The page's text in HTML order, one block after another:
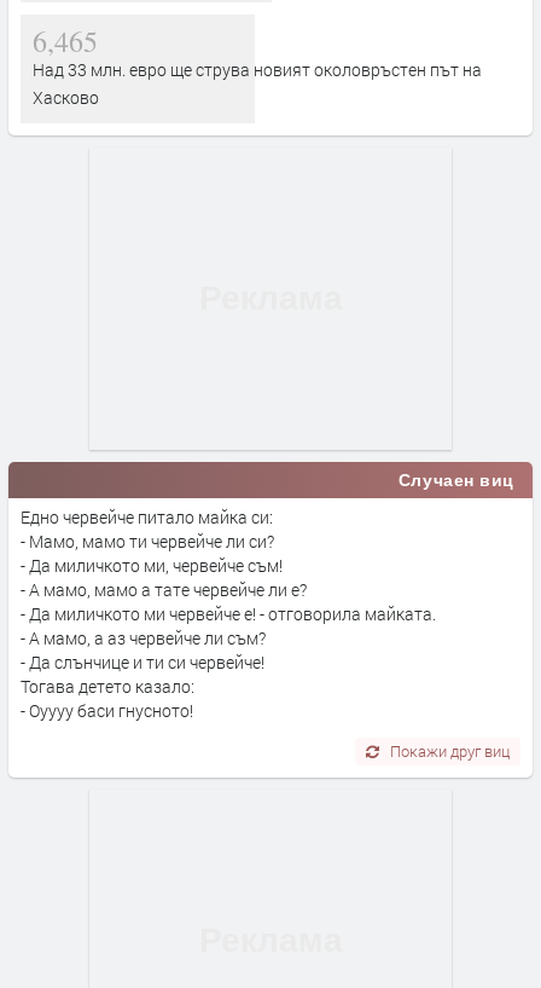
6,465
Над 33 млн. евро ще струва новият околовръстен път на
Хасково
Случаен виц
Едно червейче питало майка си:
- Мамо, мамо ти червейче ли си?
- Да миличкото ми, червейче съм!
- А мамо, мамо а тате червейче ли е?
- Да миличкото ми червейче е! - отговорила майката.
- А мамо, а аз червейче ли съм?
- Да слънчице и ти си червейче!
Тогава детето казало:
- Оуууу баси гнусното!
Покажи друг виц